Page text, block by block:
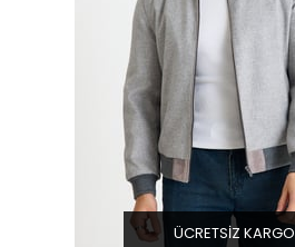
ÜCRETSIZ KARGO